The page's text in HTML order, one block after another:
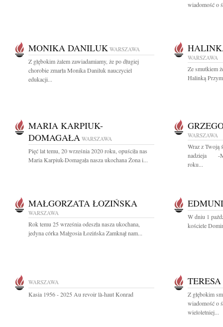
wiadomość o
MONIKA DANILUK WARSZAWA
Z głębokim żalem zawiadamiamy, że po długiej
chorobie zmarła Monika Daniluk nauczyciel
edukacji...
WARSZAWA
Ze smutkiem
Halinką
MARIA KARPIUK-
DOMAGAŁA WARSZAWA
Pięć lat temu, 20 września 2020 roku, opuściła nas
Maria Karpiuk-Domagała nasza ukochana Żona i...
WARSZAWA
Wraz z Twoją
nadzieja -
roku...
MAŁGORZATA ŁOZIŃSKA
WARSZAWA
Rok temu 25 września odeszła nasza ukochana,
jedyna córka Małgosia Łozińska Zamknął nam...
W dniu 1
kościele
WARSZAWA
Kasia 1956 - 2025 Au revoir là-haut Konrad
Z głębokim
wiadomość o
wieloletniej...